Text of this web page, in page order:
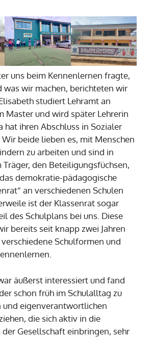
uns beim Kennenlernen fragte,
was wir machen, berichteten wir
studiert Lehramt an
Master und wird später Lehrerin
hat ihren Abschluss in Sozialer
beide lieben es, mit Menschen
zu arbeiten und sind in
den Beteiligungsfüchsen,
demokratie-pädagogische
an verschiedenen Schulen
ist der Klassenrat sogar
des Schulplans bei uns. Diese
bereits seit knapp zwei Jahren
Schulformen und
äußerst interessiert und fand
schon früh im Schulalltag zu
und eigenverantwortlichen
die sich aktiv in die
der Gesellschaft einbringen, sehr